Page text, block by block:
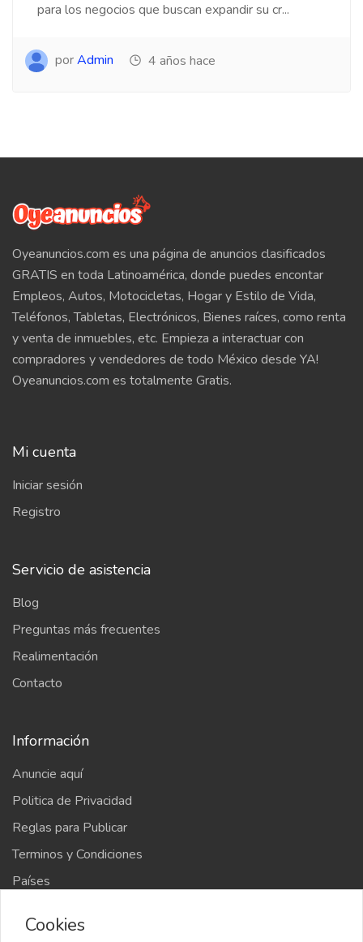
para los negocios que buscan expandir su cr...
porAdmin 4 años hace
Oyeanuncios.com es una página de anuncios clasificados
GRATIS en toda Latinoamérica, donde puedes encontar
Empleos, Autos, Motocicletas, Hogar y Estilo de Vida,
Teléfonos, Tabletas, Electrónicos, Bienes raíces, como renta
y venta de inmuebles, etc. Empieza a interactuar con
compradores y vendedores de todo México desde YA!
Oyeanuncios.com es totalmente Gratis.
Mi cuenta
Iniciar sesión
Registro
Servicio de asistencia
Blog
Preguntas más frecuentes
Realimentación
Contacto
Información
Anuncie aquí
Politica de Privacidad
Reglas para Publicar
Terminos y Condiciones
Países
Cookies